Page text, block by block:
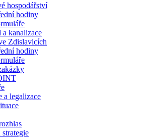
hospodářství
hodiny
a kanalizace
Zdislavicích
hodiny
a legalizace